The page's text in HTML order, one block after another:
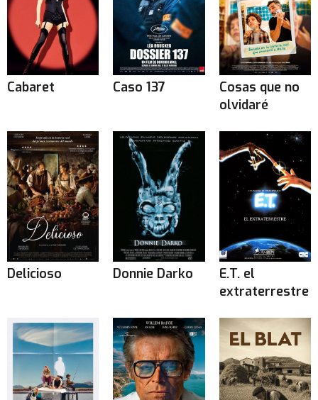
Cabaret Caso 137
Cosas que no
olvidaré
Delicioso Donnie Darko
E.T. el
extraterrestre